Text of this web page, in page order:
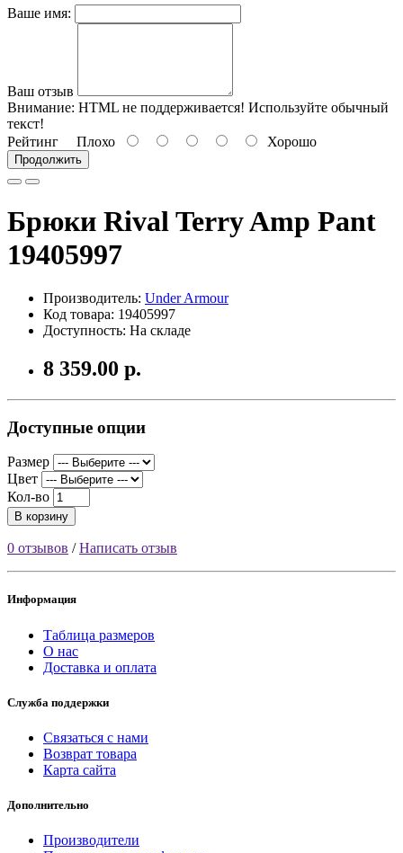
Ваше имя:
Ваш отзыв
Внимание: HTML не поддерживается! Используйте обычный
текст!
Рейтинг Плохо Хорошо
Продолжить
Брюки Rival Terry Amp Pant
19405997
Производитель: Under Armour
Код товара: 19405997
Доступность: На складе
8 359.00 р.
Доступные опции
Размер
Цвет
Кол-во
В корзину
0 отзывов /Написать отзыв
Информация
Таблица размеров
О нас
Доставка и оплата
Служба поддержки
Связаться с нами
Возврат товара
Карта сайта
Дополнительно
Производители